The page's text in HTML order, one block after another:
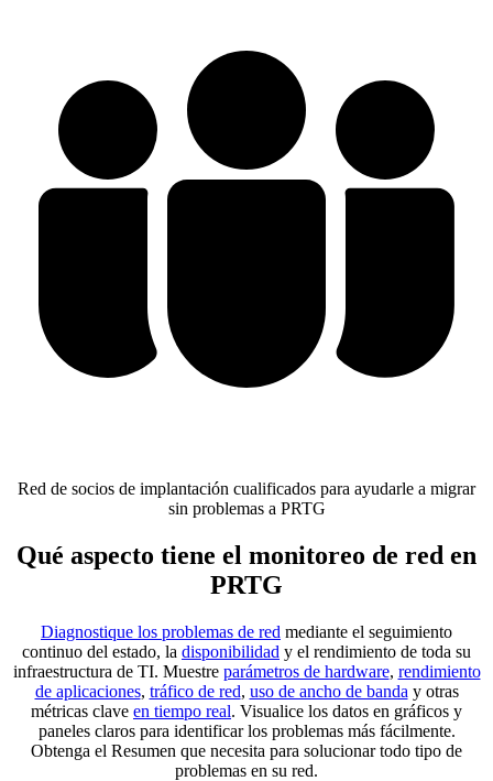
Red de socios de implantación cualificados para ayudarle a migrar
sin problemas a PRTG
Qué aspecto tiene el monitoreo de red en
PRTG
Diagnostique los problemas de red mediante el seguimiento
continuo del estado, la disponibilidad y el rendimiento de toda su
infraestructura de TI. Muestre parámetros de hardware, rendimiento
de aplicaciones, tráfico de red, uso de ancho de banda y otras
métricas clave en tiempo real. Visualice los datos en gráficos y
paneles claros para identificar los problemas más fácilmente.
Obtenga el Resumen que necesita para solucionar todo tipo de
problemas en su red.